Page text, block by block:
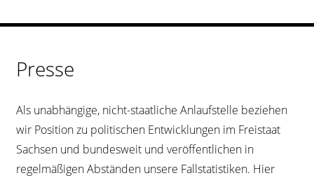
Presse
Als unabhängige, nicht-staatliche Anlaufstelle beziehen
wir Position zu politischen Entwicklungen im Freistaat
Sachsen und bundesweit und veröffentlichen in
regelmäßigen Abständen unsere Fallstatistiken. Hier